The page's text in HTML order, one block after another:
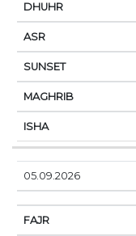
05.09.2026